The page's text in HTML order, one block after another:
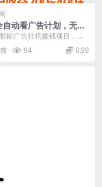
自动看广告计划，无需
，每日稳定收益200-
能广告挂机赚钱项目，无
守、无需复杂操作，全程
运行刷广告...
94 0.99